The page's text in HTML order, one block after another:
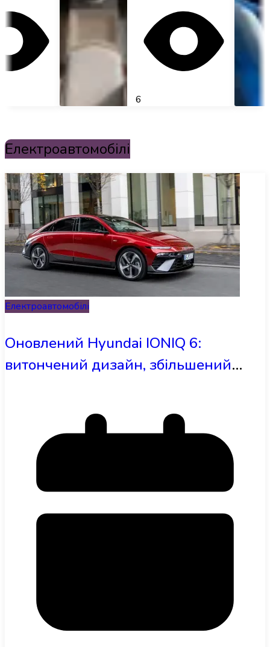
Інфраструктура
Огляди
Електроавтомобілі
Електроавтомобілі
Оновлений Hyundai IONIQ 6:
витончений дизайн, збільшений